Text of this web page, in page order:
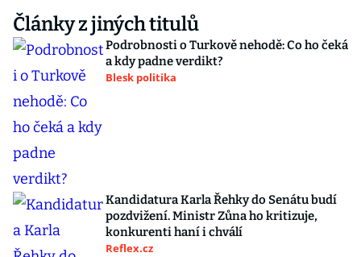
Články z jiných titulů
Podrobnosti o Turkově nehodě: Co ho čeká
a kdy padne verdikt?
Blesk politika
Kandidatura Karla Řehky do Senátu budí
pozdvižení. Ministr Zůna ho kritizuje,
konkurenti haní i chválí
Reflex.cz